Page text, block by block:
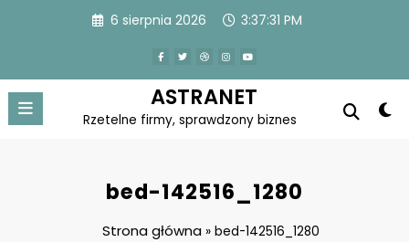
6 sierpnia 2026 3:37:31 PM
ASTRANET
Rzetelne firmy, sprawdzony biznes
bed-142516_1280
Strona główna» bed-142516_1280